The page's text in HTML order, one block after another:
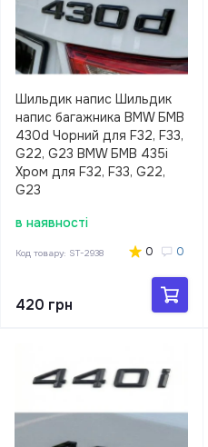
Шильдик напис Шильдик
напис багажника BMW БМВ
430d Чорний для F32, F33,
G22, G23 BMW БМВ 435i
Хром для F32, F33, G22,
G23
в наявності
Код товару: ST-2938 0 0
420 грн